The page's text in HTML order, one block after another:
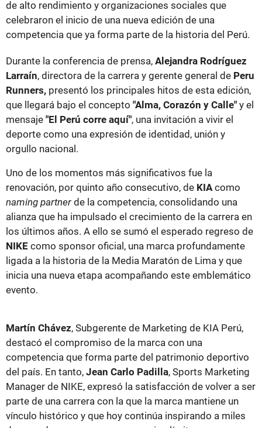
de alto rendimiento y organizaciones sociales que
celebraron el inicio de una nueva edición de una
competencia que ya forma parte de la historia del Perú.
Durante la conferencia de prensa, Alejandra Rodríguez
Larraín, directora de la carrera y gerente general de Peru
Runners, presentó los principales hitos de esta edición,
que llegará bajo el concepto "Alma, Corazón y Calle" y el
mensaje "El Perú corre aquí", una invitación a vivir el
deporte como una expresión de identidad, unión y
orgullo nacional.
Uno de los momentos más significativos fue la
renovación, por quinto año consecutivo, de KIAcomo
naming partner de la competencia, consolidando una
alianza que ha impulsado el crecimiento de la carrera en
los últimos años. A ello se sumó el esperado regreso de
NIKE como sponsor oficial, una marca profundamente
ligada a la historia de la Media Maratón de Lima y que
inicia una nueva etapa acompañando este emblemático
evento.
Martín Chávez, Subgerente de Marketing de KIA Perú,
destacó el compromiso de la marca con una
competencia que forma parte del patrimonio deportivo
del país. En tanto, Jean Carlo Padilla, Sports Marketing
Manager de NIKE, expresó la satisfacción de volver a ser
parte de una carrera con la que la marca mantiene un
vínculo histórico y que hoy continúa inspirando a miles